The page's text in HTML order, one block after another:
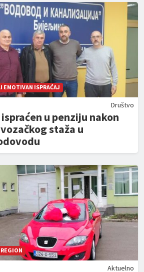
EMOTIVAN ISPRAĆAJ
Društvo
u penziju nakon
staža u
Aktuelno